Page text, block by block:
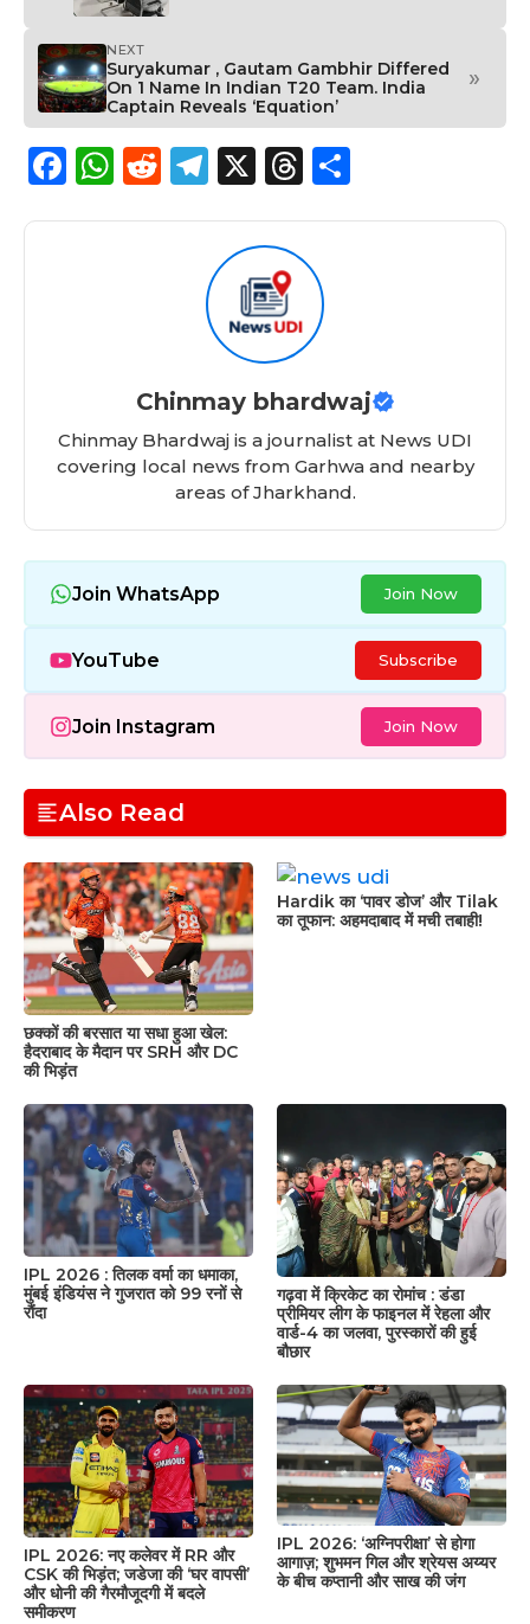
NEXT
Suryakumar , Gautam Gambhir Differed
On 1 Name In Indian T20 Team. India
Captain Reveals ‘Equation’
»
F
k
W
p
R
T
g
ra
m
X
T
a
d
s
Chinmay bhardwaj
Chinmay Bhardwaj is a journalist at News UDI
covering local news from Garhwa and nearby
areas of Jharkhand.
Join WhatsApp Join Now
YouTube Subscribe
Join Instagram Join Now
Also Read
छक्कों की बरसात या सधा हुआ खेल:
हैदराबाद के मैदान पर SRH और DC
की भिड़ंत
Hardik का ‘पावर डोज’ और Tilak
का तूफान: अहमदाबाद में मची तबाही!
IPL 2026 : तिलक वर्मा का धमाका,
मुंबई इंडियंस ने गुजरात को 99 रनों से
रौंदा
गढ़वा में क्रिकेट का रोमांच : डंडा
प्रीमियर लीग के फाइनल में रेहला और
वार्ड-4 का जलवा, पुरस्कारों की हुई
बौछार
IPL 2026: नए कलेवर में RR और
CSK की भिड़ंत; जडेजा की ‘घर वापसी’
और धोनी की गैरमौजूदगी में बदले
समीकरण
IPL 2026: ‘अग्निपरीक्षा’ से होगा
आगाज़; शुभमन गिल और श्रेयस अय्यर
के बीच कप्तानी और साख की जंग